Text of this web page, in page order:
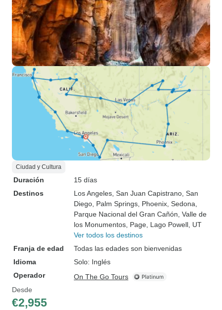
Ciudad y Cultura
Duración
15 días
Destinos
Los Angeles , San Juan Capistrano , San
Diego , Palm Springs , Phoenix , Sedona
Parque Nacional del Gran Cañón , Valle de
los Monumentos , Page , Lago Powell, UT
Ver todos los destinos
Franja de edad
Todas las edades son bienvenidas
Idioma
Solo: Inglés
Operador
On The Go Tours
Desde
€2,955